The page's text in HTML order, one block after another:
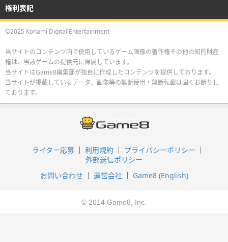
権利表記
©2025 Konami Digital Entertainment
当サイトのコンテンツ内で使用しているゲーム画像の著作権その他の知的財産
権は、当該ゲームの提供元に帰属しています。
当サイトはGame8編集部が独自に作成したコンテンツを提供しております。
当サイトが掲載しているデータ、画像等の無断使用・無断転載は固くお断りし
ております。
ライター応募 利用規約
プライバシーポリシー
外部送信ポリシー
お問い合わせ
運営会社 Game8 (English)
© 2014 Game8, Inc.